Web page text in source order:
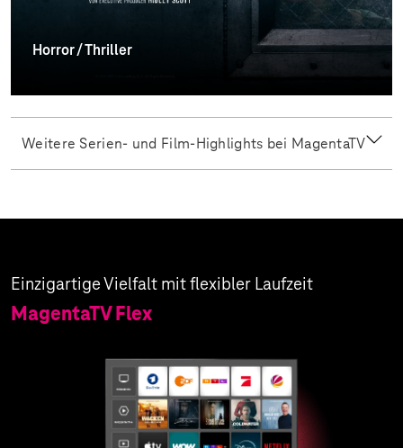
Horror / Thriller
Weitere Serien- und Film-Highlights bei MagentaTV
Einzigartige Vielfalt mit flexibler Laufzeit
MagentaTV Flex